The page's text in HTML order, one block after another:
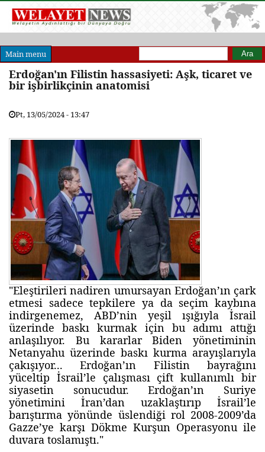
Main menu Arama formu
Ara
Erdoğan'ın Filistin hassasiyeti: Aşk, ticaret ve
bir işbirlikçinin anatomisi
Pt, 13/05/2024 - 13:47
"Eleştirileri nadiren umursayan Erdoğan’ın çark
etmesi sadece tepkilere ya da seçim kaybına
indirgenemez, ABD’nin yeşil ışığıyla İsrail
üzerinde baskı kurmak için bu adımı attığı
anlaşılıyor. Bu kararlar Biden yönetiminin
Netanyahu üzerinde baskı kurma arayışlarıyla
çakışıyor... Erdoğan’ın Filistin bayrağını
yüceltip İsrail’le çalışması çift kullanımlı bir
siyasetin sonucudur. Erdoğan’ın Suriye
yönetimini İran’dan uzaklaştırıp İsrail’le
barıştırma yönünde üslendiği rol 2008-2009’da
Gazze’ye karşı Dökme Kurşun Operasyonu ile
duvara toslamıştı."